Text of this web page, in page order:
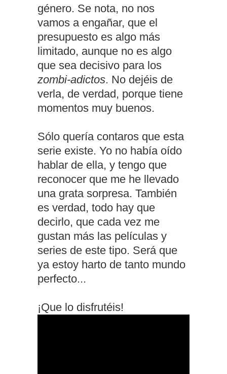
género. Se nota, no nos
vamos a engañar, que el
presupuesto es algo más
limitado, aunque no es algo
que sea decisivo para los
zombi-adictos. No dejéis de
verla, de verdad, porque tiene
momentos muy buenos.
Sólo quería contaros que esta
serie existe. Yo no había oído
hablar de ella, y tengo que
reconocer que me he llevado
una grata sorpresa. También
es verdad, todo hay que
decirlo, que cada vez me
gustan más las películas y
series de este tipo. Será que
ya estoy harto de tanto mundo
perfecto...
¡Que lo disfrutéis!